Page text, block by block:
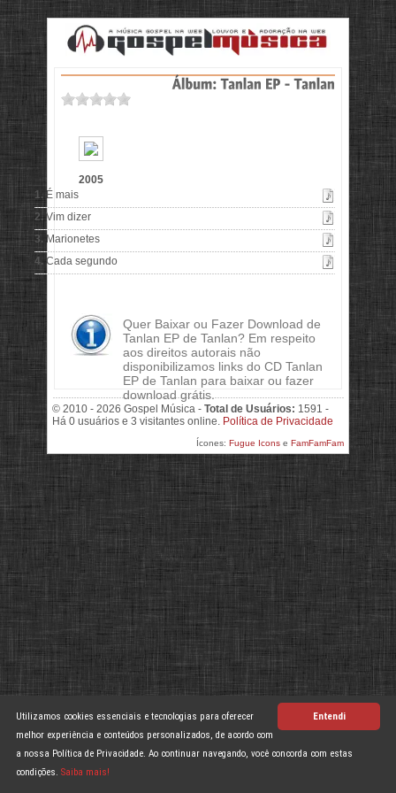
2005
1. É mais
2. Vim dizer
3. Marionetes
4. Cada segundo
Quer Baixar ou Fazer Download de
Tanlan EP de Tanlan? Em respeito
aos direitos autorais não
disponibilizamos links do CD Tanlan
EP de Tanlan para baixar ou fazer
download grátis.
© 2010 - 2026 Gospel Música - Total de Usuários: 1591 -
Há 0 usuários e 3 visitantes online. Política de Privacidade
Ícones: Fugue Icons e FamFamFam
Entendi
Utilizamos cookies essenciais e tecnologias para oferecer
melhor experiência e conteúdos personalizados, de acordo com
a nossa Política de Privacidade. Ao continuar navegando, você concorda com estas
condições. Saiba mais!